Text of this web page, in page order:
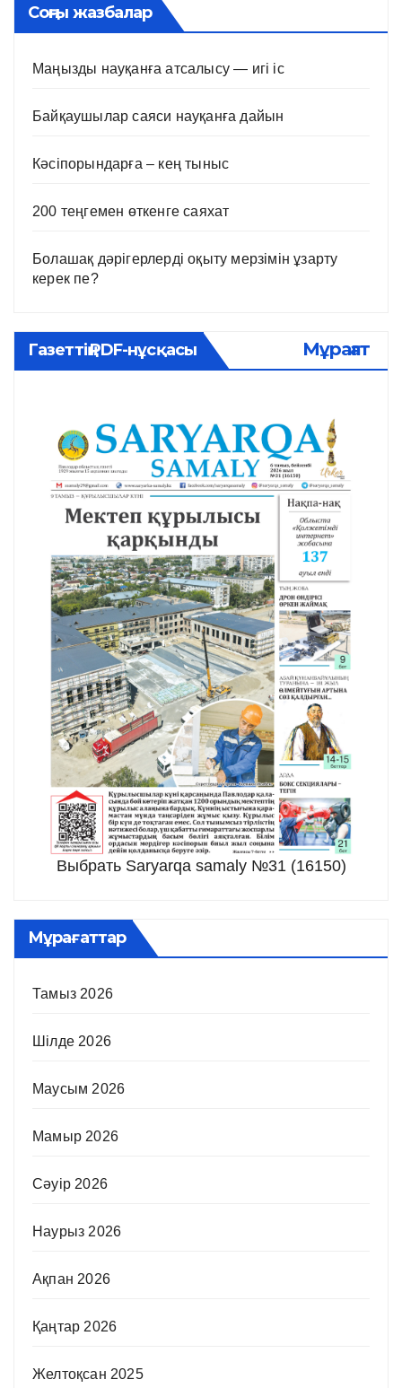
Соңғы жазбалар
Маңызды науқанға атсалысу — игі іс
Байқаушылар саяси науқанға дайын
Кәсіпорындарға – кең тыныс
200 теңгемен өткенге саяхат
Болашақ дәрігерлерді оқыту мерзімін ұзарту
керек пе?
Газеттің PDF-нұсқасы Мұрағат
Выбрать Saryarqa samaly №31 (16150)
Мұрағаттар
Тамыз 2026
Шілде 2026
Маусым 2026
Мамыр 2026
Сәуір 2026
Наурыз 2026
Ақпан 2026
Қаңтар 2026
Желтоқсан 2025